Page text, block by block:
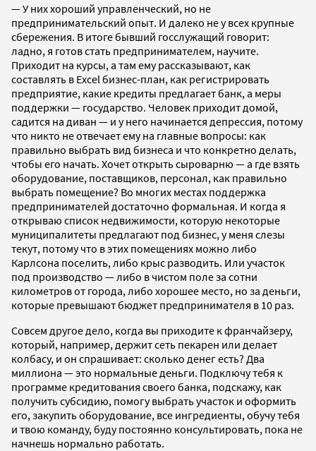
— У них хороший управленческий, но не
предпринимательский опыт. И далеко не у всех крупные
сбережения. В итоге бывший госслужащий говорит:
ладно, я готов стать предпринимателем, научите.
Приходит на курсы, а там ему рассказывают, как
составлять в Excel бизнес-план, как регистрировать
предприятие, какие кредиты предлагает банк, а меры
поддержки — государство. Человек приходит домой,
садится на диван — и у него начинается депрессия, потому
что никто не отвечает ему на главные вопросы: как
правильно выбрать вид бизнеса и что конкретно делать,
чтобы его начать. Хочет открыть сыроварню — а где взять
оборудование, поставщиков, персонал, как правильно
выбрать помещение? Во многих местах поддержка
предпринимателей достаточно формальная. И когда я
открываю список недвижимости, которую некоторые
муниципалитеты предлагают под бизнес, у меня слезы
текут, потому что в этих помещениях можно либо
Карлсона поселить, либо крыс разводить. Или участок
под производство — либо в чистом поле за сотни
километров от города, либо хорошее место, но за деньги,
которые превышают бюджет предпринимателя в 10 раз.
Совсем другое дело, когда вы приходите к франчайзеру,
который, например, держит сеть пекарен или делает
колбасу, и он спрашивает: сколько денег есть? Два
миллиона — это нормальные деньги. Подключу тебя к
программе кредитования своего банка, подскажу, как
получить субсидию, помогу выбрать участок и оформить
его, закупить оборудование, все ингредиенты, обучу тебя
и твою команду, буду постоянно консультировать, пока не
начнешь нормально работать.